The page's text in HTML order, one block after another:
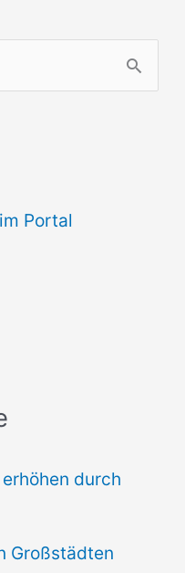
Portal
durch
Großstädten